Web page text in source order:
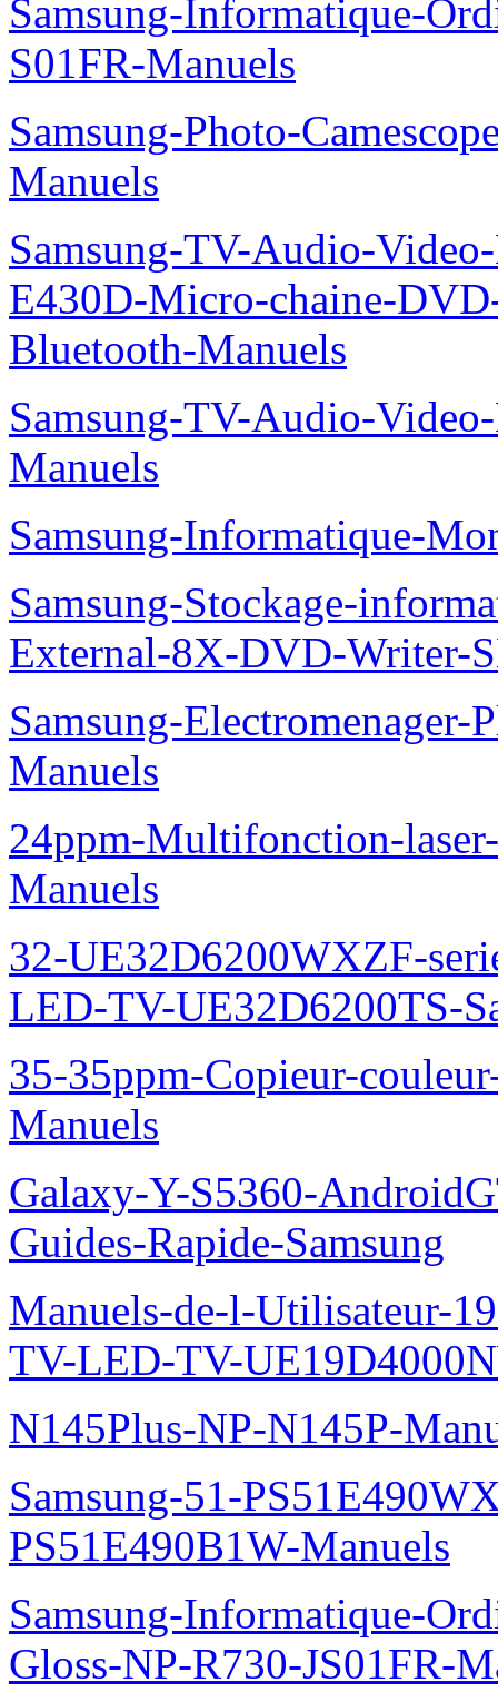
Samsung-Informatique-
S01FR-Manuels
Samsung-Photo-
Manuels
Samsung-TV-Audio-
E430D-Micro-chaine-
Bluetooth-Manuels
Samsung-TV-Audio-
Manuels
Samsung-Informatique-
Samsung-Stockage-
External-8X-DVD-Writer-
Samsung-Electromenager-
Manuels
24ppm-Multifonction-
Manuels
32-UE32D6200WXZF-
LED-TV-UE32D6200TS-
35-35ppm-Copieur-
Manuels
Galaxy-Y-S5360-
Guides-Rapide-Samsung
Manuels-de-l-Utilisateur-
TV-LED-TV-
N145Plus-NP-N145P-
Samsung-51-
PS51E490B1W-Manuels
Samsung-Informatique-
Gloss-NP-R730-JS01FR-